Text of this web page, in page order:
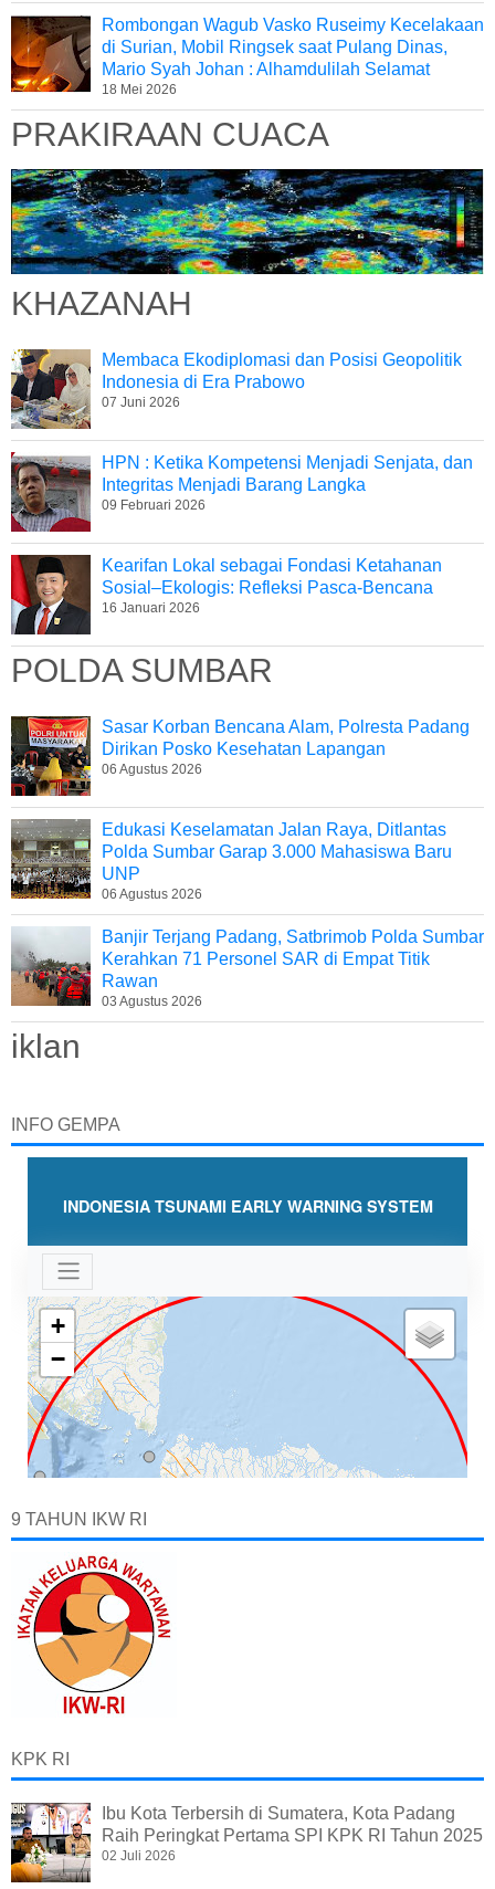
Rombongan Wagub Vasko Ruseimy Kecelakaan
di Surian, Mobil Ringsek saat Pulang Dinas,
Mario Syah Johan : Alhamdulilah Selamat
18 Mei 2026
PRAKIRAAN CUACA
KHAZANAH
Membaca Ekodiplomasi dan Posisi Geopolitik
Indonesia di Era Prabowo
07 Juni 2026
HPN : Ketika Kompetensi Menjadi Senjata, dan
Integritas Menjadi Barang Langka
09 Februari 2026
Kearifan Lokal sebagai Fondasi Ketahanan
Sosial–Ekologis: Refleksi Pasca-Bencana
16 Januari 2026
POLDA SUMBAR
Sasar Korban Bencana Alam, Polresta Padang
Dirikan Posko Kesehatan Lapangan
06 Agustus 2026
Edukasi Keselamatan Jalan Raya, Ditlantas
Polda Sumbar Garap 3.000 Mahasiswa Baru
UNP
06 Agustus 2026
Banjir Terjang Padang, Satbrimob Polda Sumbar
Kerahkan 71 Personel SAR di Empat Titik
Rawan
03 Agustus 2026
iklan
INFO GEMPA
9 TAHUN IKW RI
KPK RI
Ibu Kota Terbersih di Sumatera, Kota Padang
Raih Peringkat Pertama SPI KPK RI Tahun 2025
02 Juli 2026